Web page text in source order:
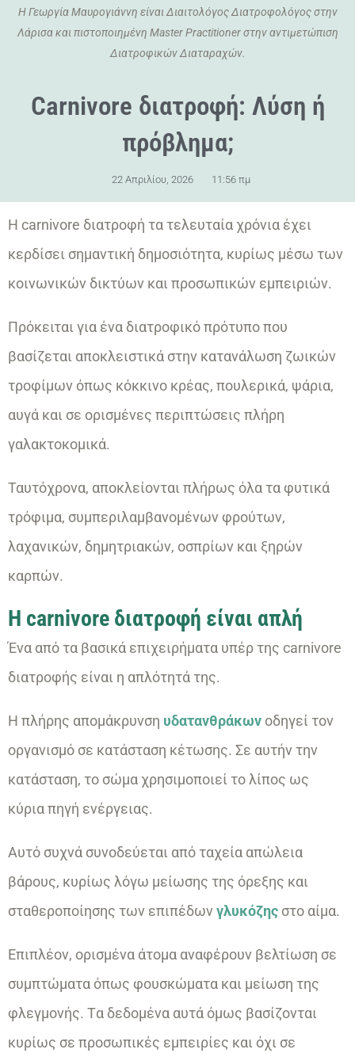
Η Γεωργία Μαυρογιάννη είναι Διαιτολόγος Διατροφολόγος στην
Λάρισα και πιστοποιημένη Master Practitioner στην αντιμετώπιση
Διατροφικών Διαταραχών.
Carnivore διατροφή: Λύση ή
πρόβλημα;
22 Απριλίου, 2026 11:56 πμ
Η carnivore διατροφή τα τελευταία χρόνια έχει
κερδίσει σημαντική δημοσιότητα, κυρίως μέσω των
κοινωνικών δικτύων και προσωπικών εμπειριών.
Πρόκειται για ένα διατροφικό πρότυπο που
βασίζεται αποκλειστικά στην κατανάλωση ζωικών
τροφίμων όπως κόκκινο κρέας, πουλερικά, ψάρια,
αυγά και σε ορισμένες περιπτώσεις πλήρη
γαλακτοκομικά.
Ταυτόχρονα, αποκλείονται πλήρως όλα τα φυτικά
τρόφιμα, συμπεριλαμβανομένων φρούτων,
λαχανικών, δημητριακών, οσπρίων και ξηρών
καρπών.
Η carnivore διατροφή είναι απλή
Ένα από τα βασικά επιχειρήματα υπέρ της carnivore
διατροφής είναι η απλότητά της.
Η πλήρης απομάκρυνση υδατανθράκων οδηγεί τον
οργανισμό σε κατάσταση κέτωσης. Σε αυτήν την
κατάσταση, το σώμα χρησιμοποιεί το λίπος ως
κύρια πηγή ενέργειας.
Αυτό συχνά συνοδεύεται από ταχεία απώλεια
βάρους, κυρίως λόγω μείωσης της όρεξης και
σταθεροποίησης των επιπέδωνγλυκόζης στο αίμα.
Επιπλέον, ορισμένα άτομα αναφέρουν βελτίωση σε
συμπτώματα όπως φουσκώματα και μείωση της
φλεγμονής. Tα δεδομένα αυτά όμως βασίζονται
κυρίως σε προσωπικές εμπειρίες και όχι σε